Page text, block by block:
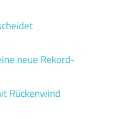
neue Rekord-
Rückenwind